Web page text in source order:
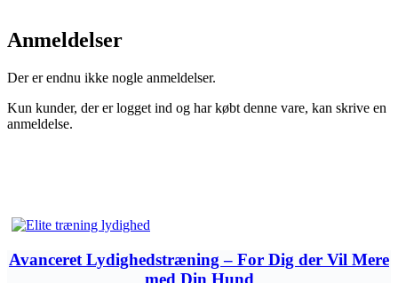
Anmeldelser
Der er endnu ikke nogle anmeldelser.
Kun kunder, der er logget ind og har købt denne vare, kan skrive en
anmeldelse.
Avanceret Lydighedstræning – For Dig der Vil Mere
med Din Hund